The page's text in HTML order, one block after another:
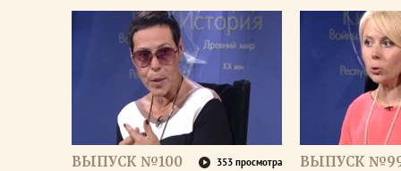
ВЫПУСК №100 353 просмотра ВЫПУСК